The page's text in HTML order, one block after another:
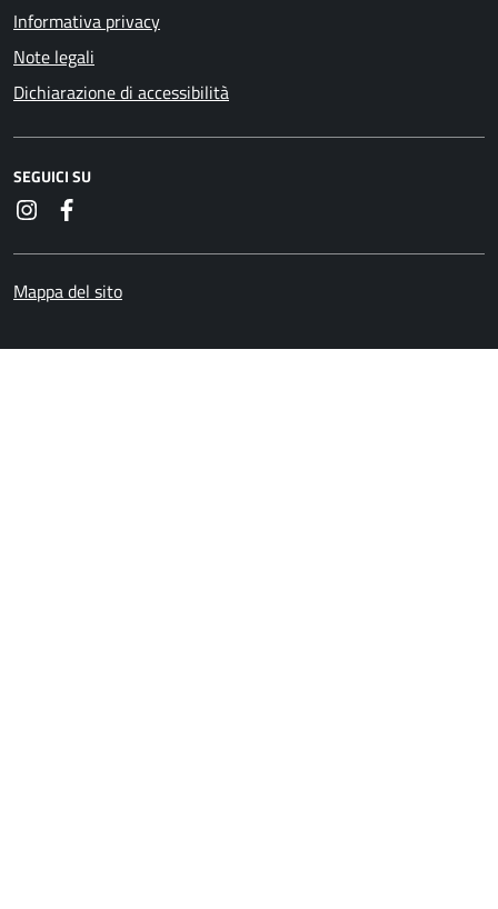
Informativa privacy
Note legali
Dichiarazione di accessibilità
SEGUICI SU
Instagram
Mappa del sito